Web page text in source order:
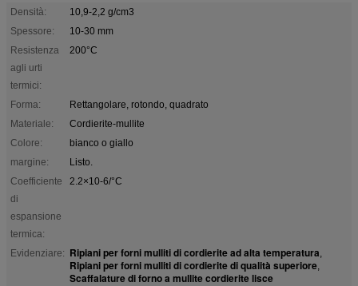
Densità:
10,9-2,2 g/cm3
Spessore:
10-30 mm
Resistenza
agli urti
termici:
200°C
Forma:
Rettangolare, rotondo, quadrato
Materiale:
Cordierite-mullite
Colore:
bianco o giallo
margine:
Listo.
Coefficiente
di
espansione
termica:
2.2×10-6/°C
Evidenziare: Ripiani per forni mulliti di cordierite ad alta temperatura,
Ripiani per forni mulliti di cordierite di qualità superiore,
Scaffalature di forno a mullite cordierite lisce